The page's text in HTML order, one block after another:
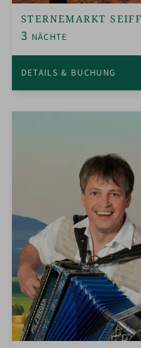
STERNEMARKT
3 NÄCHTE
DETAILS & BUCHUNG